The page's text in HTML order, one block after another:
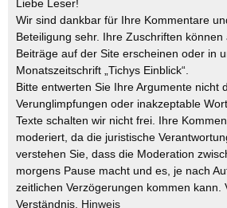
Liebe Leser!
Wir sind dankbar für Ihre Kommentare
Beteiligung sehr. Ihre Zuschriften
Beiträge auf der Site erscheinen oder in
Monatszeitschrift „Tichys Einblick“.
Bitte entwerten Sie Ihre Argumente nicht
Verunglimpfungen oder inakzeptable
Texte schalten wir nicht frei. Ihre
moderiert, da die juristische
verstehen Sie, dass die Moderation
morgens Pause macht und es, je nach
zeitlichen Verzögerungen kommen kann.
Verständnis. Hinweis